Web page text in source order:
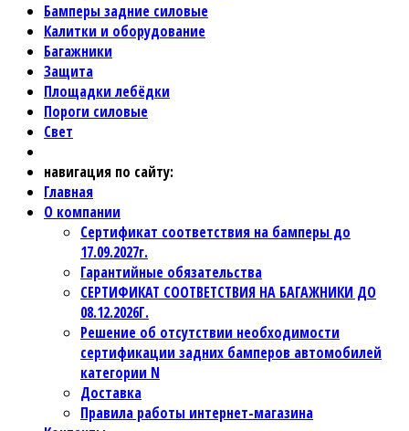
Бамперы задние силовые
Калитки и оборудование
Багажники
Защита
Площадки лебёдки
Пороги силовые
Свет
навигация по сайту:
Главная
О компании
Сертификат соответствия на бамперы до
17.09.2027г.
Гарантийные обязательства
СЕРТИФИКАТ СООТВЕТСТВИЯ НА БАГАЖНИКИ ДО
08.12.2026Г.
Решение об отсутствии необходимости
сертификации задних бамперов автомобилей
категории N
Доставка
Правила работы интернет-магазина